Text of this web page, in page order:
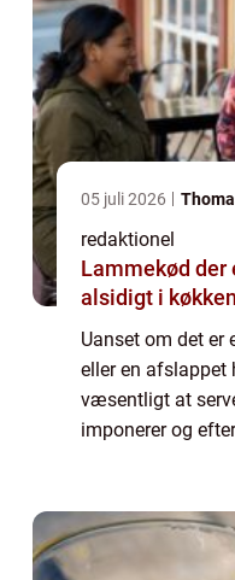
05 juli 2026
redaktionel
Lammekød der
alsidigt i
Uanset om det er
eller en afslappet
væsentligt at
imponerer og
lækker aftensma...